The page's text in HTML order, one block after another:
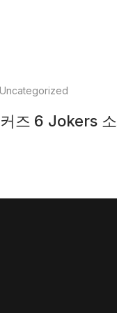
Uncategorized
즈 6 Jokers